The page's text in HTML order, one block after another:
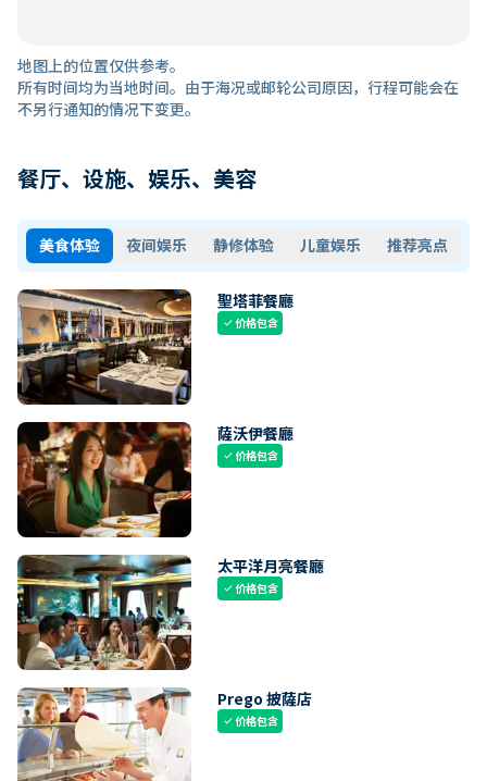
地图上的位置仅供参考。
所有时间均为当地时间。由于海况或邮轮公司原因，行程可能会在
不另行通知的情况下变更。
餐厅、设施、娱乐、美容
美食体验 夜间娱乐 静修体验 儿童娱乐 推荐亮点
聖塔菲餐廳
check价格包含
薩沃伊餐廳
check价格包含
太平洋月亮餐廳
check价格包含
Prego 披薩店
check价格包含